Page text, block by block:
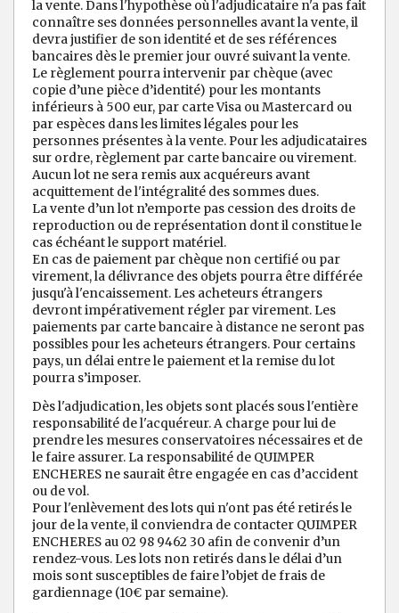
la vente. Dans l'hypothèse où l'adjudicataire n'a pas fait
connaître ses données personnelles avant la vente, il
devra justifier de son identité et de ses références
bancaires dès le premier jour ouvré suivant la vente.
Le règlement pourra intervenir par chèque (avec
copie d’une pièce d’identité) pour les montants
inférieurs à 500 eur, par carte Visa ou Mastercard ou
par espèces dans les limites légales pour les
personnes présentes à la vente. Pour les adjudicataires
sur ordre, règlement par carte bancaire ou virement.
Aucun lot ne sera remis aux acquéreurs avant
acquittement de l'intégralité des sommes dues.
La vente d’un lot n’emporte pas cession des droits de
reproduction ou de représentation dont il constitue le
cas échéant le support matériel.
En cas de paiement par chèque non certifié ou par
virement, la délivrance des objets pourra être différée
jusqu'à l'encaissement. Les acheteurs étrangers
devront impérativement régler par virement. Les
paiements par carte bancaire à distance ne seront pas
possibles pour les acheteurs étrangers. Pour certains
pays, un délai entre le paiement et la remise du lot
pourra s’imposer.
Dès l'adjudication, les objets sont placés sous l'entière
responsabilité de l'acquéreur. A charge pour lui de
prendre les mesures conservatoires nécessaires et de
le faire assurer. La responsabilité de QUIMPER
ENCHERES ne saurait être engagée en cas d’accident
ou de vol.
Pour l'enlèvement des lots qui n'ont pas été retirés le
jour de la vente, il conviendra de contacter QUIMPER
ENCHERES au 02 98 9462 30 afin de convenir d’un
rendez-vous. Les lots non retirés dans le délai d’un
mois sont susceptibles de faire l’objet de frais de
gardiennage (10€ par semaine).